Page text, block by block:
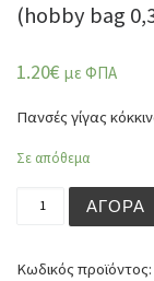
(hobby bag
1.20€ με ΦΠΑ
Πανσές γίγας
Σε απόθεμα
ΑΓΟΡΆ
Κωδικός προϊόντος: